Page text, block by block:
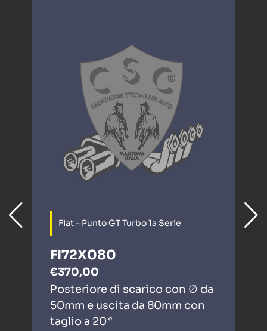
Fiat - Punto GT Turbo 1a Serie
FI72X080
€370,00
Posteriore di scarico con ∅ da
50mm e uscita da 80mm con
taglio a 20°